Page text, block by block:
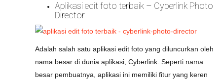
Aplikasi edit foto terbaik – Cyberlink Photo
Director
Adalah salah satu aplikasi edit foto yang diluncurkan oleh
nama besar di dunia aplikasi, Cyberlink. Seperti nama
besar pembuatnya, aplikasi ini memiliki fitur yang keren